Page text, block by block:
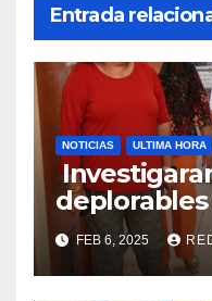
Entrada
NOTICIAS ULTIMA HORA
deplorables
facilidades
de la Salud
FEB 6, 2025